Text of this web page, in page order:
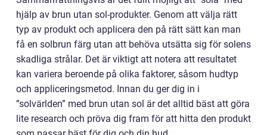
hjälp av brun utan sol-produkter. Genom att välja rätt
typ av produkt och applicera den på rätt sätt kan man
få en solbrun färg utan att behöva utsätta sig för solens
skadliga strålar. Det är viktigt att notera att resultatet
kan variera beroende på olika faktorer, såsom hudtyp
och appliceringsmetod. Innan du ger dig in i
”solvärlden” med brun utan sol är det alltid bäst att göra
lite research och pröva dig fram för att hitta den produkt